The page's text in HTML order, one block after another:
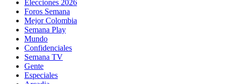
Elecciones 2026
Foros Semana
Mejor Colombia
Semana Play
Mundo
Confidenciales
Semana TV
Gente
Especiales